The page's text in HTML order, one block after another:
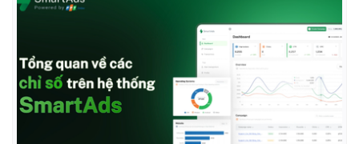
Chứng khoán
Giá cà phê